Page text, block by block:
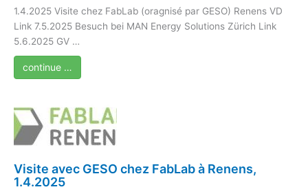
1.4.2025 Visite chez FabLab (oragnisé par GESO) Renens VD
Link 7.5.2025 Besuch bei MAN Energy Solutions Zürich Link
5.6.2025 GV …
continue …
Visite avec GESO chez FabLab à Renens,
1.4.2025